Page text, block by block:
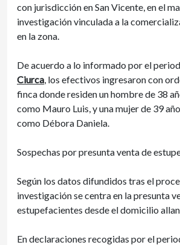
con jurisdicción en San Vicente, en el
investigación vinculada a la
en la zona.
De acuerdo a lo informado por el
Ciurca, los efectivos ingresaron con
finca donde residen un hombre de 38
como Mauro Luis, y una mujer de 39
como Débora Daniela.
Sospechas por presunta venta de
Según los datos difundidos tras el
investigación se centra en la presunta
estupefacientes desde el domicilio
En declaraciones recogidas por el